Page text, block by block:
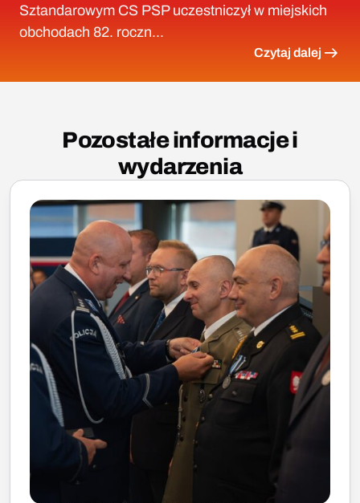
Sztandarowym CS PSP uczestniczył w miejskich
obchodach 82. roczn...
Czytaj dalej
Pozostałe informacje i
wydarzenia